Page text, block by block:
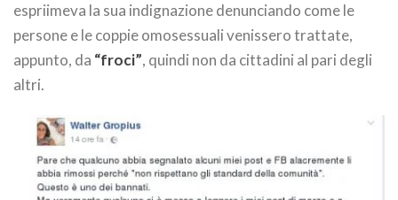
espriimeva la sua indignazione denunciando come le
persone e le coppie omosessuali venissero trattate,
appunto, da “froci”, quindi non da cittadini al pari degli
altri.